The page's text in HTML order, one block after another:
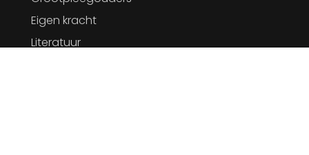
Eigen kracht
Literatuur